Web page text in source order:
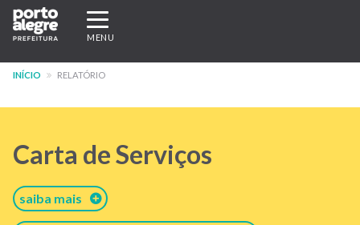
Pular
para
conteúdo
Expandir/recolher
navegação
MENU
INÍCIO RELATÓRIO
Carta de Serviços
saiba mais